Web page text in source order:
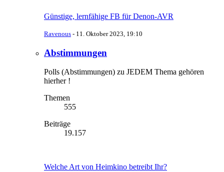
Günstige, lernfähige FB für Denon-AVR
Ravenous - 11. Oktober 2023, 19:10
Abstimmungen
Polls (Abstimmungen) zu JEDEM Thema gehören
hierher !
Themen
555
Beiträge
19.157
Welche Art von Heimkino betreibt Ihr?